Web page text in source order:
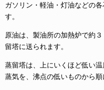
ガソリン・軽油・灯油などの
す。
原油は、製油所の加熱炉で約
留塔に送られます。
蒸留塔は、上にいくほど低い
蒸気を、沸点の低いものから順